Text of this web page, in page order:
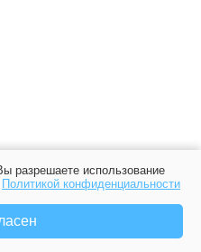
разрешаете использование
Политикой конфиденциальности